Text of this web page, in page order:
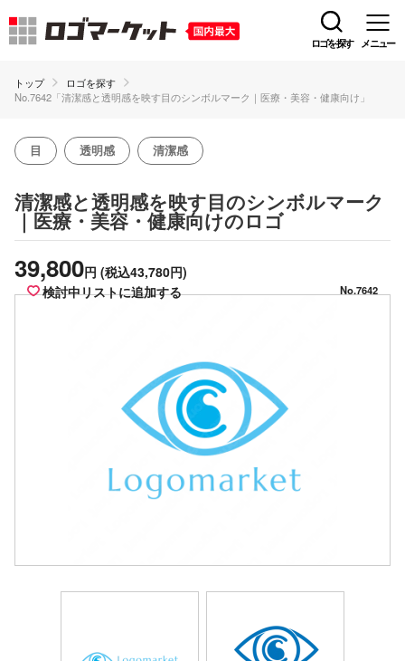
ロゴを探す メニュー
トップ
ロゴを探す
No.7642「清潔感と透明感を映す目のシンボルマーク｜医療・美容・健康向け」
目 透明感 清潔感
清潔感と透明感を映す目のシンボルマーク
｜医療・美容・健康向けのロゴ
39,800円 (税込43,780円)
検討中リストに追加する
No.7642